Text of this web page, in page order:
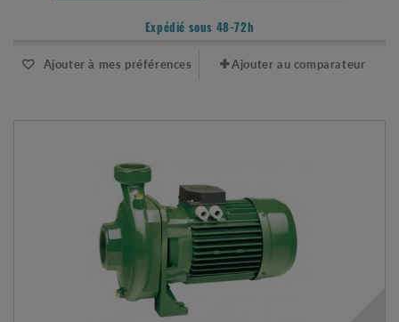
Expédié sous 48-72h
Ajouter à mes préférences Ajouter au comparateur